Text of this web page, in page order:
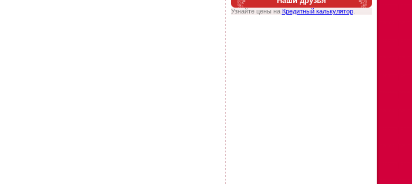
Узнайте цены на Кредитный калькулятор.